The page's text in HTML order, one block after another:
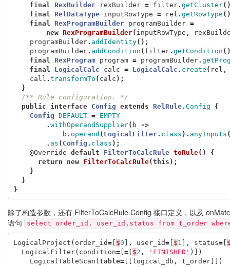
final
RexBuilder rexBuilder = filter. getCluster
final
RelDataType inputRowType = rel . getRowType
final
RexProgramBuilder programBuilder =
new RexProgramBuilder( inputRowType ,
programBuilder. addIdentity();
programBuilder. addCondition ( filter. getCondition
final
RexProgram program = programBuilder.
final
LogicalCalc calc = LogicalCalc . create ( rel ,
call . transformTo ( calc );
}
/** Rule configuration. */
public
interface Config extends RelRule. Config
{
Config DEFAULT =
EMPTY
. withOperandSupplier( b
->
b . operand ( LogicalFilter. class ). anyInputs
. as ( Config . class );
@Override default FilterToCalcRule toRule()
{
return
new FilterToCalcRule(this );
}
}
}
除了构造参数，还有 FilterToCalcRule.Config 接口定义，以及
语句
select order_id, user_id,status from t_order
LogicalProject ( order_id=[ $0 ], user_id=[ $1 ], status=[
LogicalFilter( condition=[=( $2 , 'FINISHED' )])
LogicalTableScan (table=[[ logical_db , t_order]])